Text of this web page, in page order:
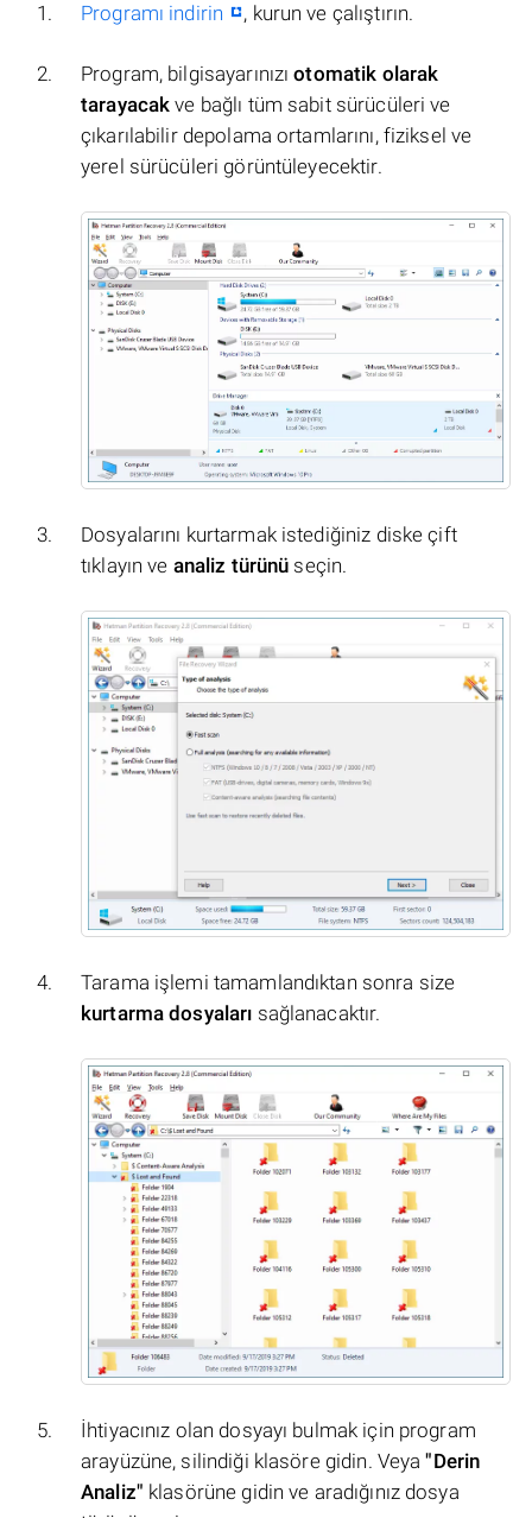
Programı indirin , kurun ve çalıştırın.
Program, bilgisayarınızıotomatik olarak
tarayacak ve bağlı tüm sabit sürücüleri ve
çıkarılabilir depolama ortamlarını, fiziksel ve
yerel sürücüleri görüntüleyecektir.
Dosyalarını kurtarmak istediğiniz diske çift
tıklayın ve analiz türünü seçin.
Tarama işlemi tamamlandıktan sonra size
kurtarma dosyaları sağlanacaktır.
İhtiyacınız olan dosyayı bulmak için program
arayüzüne, silindiği klasöre gidin. Veya"Derin
Analiz" klasörüne gidin ve aradığınız dosya